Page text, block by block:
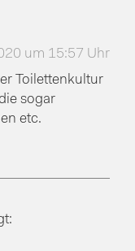
um 15:57 Uhr
Toilettenkultur
sogar
etc.